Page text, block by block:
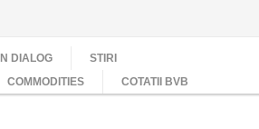
DIALOG
STIRI
COMMODITIES COTATII BVB